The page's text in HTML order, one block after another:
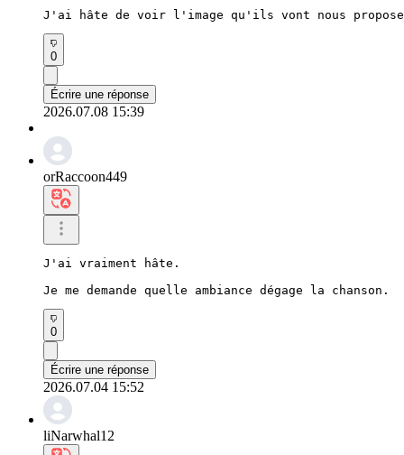
J'ai hâte de voir l'image qu'ils vont nous
0
Écrire une réponse
2026.07.08 15:39
orRaccoon449
J'ai vraiment hâte.
Je me demande quelle ambiance dégage la chanson.
0
Écrire une réponse
2026.07.04 15:52
liNarwhal12